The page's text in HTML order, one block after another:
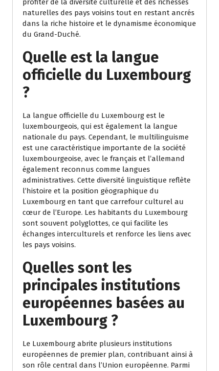
profiter de la diversité culturelle et des richesses
naturelles des pays voisins tout en restant ancrés
dans la riche histoire et le dynamisme économique
du Grand-Duché.
Quelle est la langue
officielle du Luxembourg
?
La langue officielle du Luxembourg est le
luxembourgeois, qui est également la langue
nationale du pays. Cependant, le multilinguisme
est une caractéristique importante de la société
luxembourgeoise, avec le français et l’allemand
également reconnus comme langues
administratives. Cette diversité linguistique reflète
l’histoire et la position géographique du
Luxembourg en tant que carrefour culturel au
cœur de l’Europe. Les habitants du Luxembourg
sont souvent polyglottes, ce qui facilite les
échanges interculturels et renforce les liens avec
les pays voisins.
Quelles sont les
principales institutions
européennes basées au
Luxembourg ?
Le Luxembourg abrite plusieurs institutions
européennes de premier plan, contribuant ainsi à
son rôle central dans l’Union européenne. Parmi